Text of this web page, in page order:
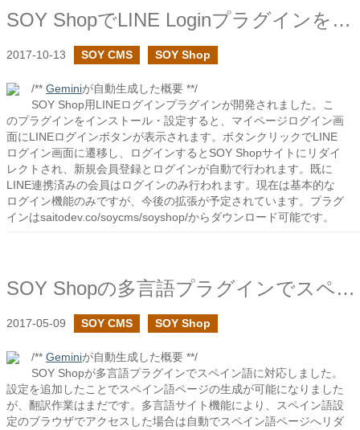
SOY ShopでLINE Loginプラグインを作成しました
2017-10-13 SOY CMS SOY Shop
/** Geminiが自動生成した概要 **/
SOY Shop用LINEログインプラグインが開発されました。こ
のプラグインをインストール・設定すると、マイページログイン画
面にLINEログインボタンが表示されます。ボタンクリックでLINE
ログイン画面に遷移し、ログインするとSOY Shopサイトにリダイ
レクトされ、新規会員登録とログインが自動で行われます。既に
LINE連携済みの会員はログインのみ行われます。現在は基本的な
ログイン機能のみですが、今後の拡張が予定されています。プラグ
インはsaitodev.co/soycms/soyshop/からダウンロード可能です。
SOY Shopの多言語プラグインでスペイン語設定を追加しました
2017-05-09 SOY CMS SOY Shop
/** Geminiが自動生成した概要 **/
SOY Shopが多言語プラグインでスペイン語に対応しました。
設定を追加したことでスペイン語ページの生成が可能になりました
が、翻訳作業はまだです。多言語サイト機能により、スペイン語設
定のブラウザでアクセスした場合は自動でスペイン語ページへリダ